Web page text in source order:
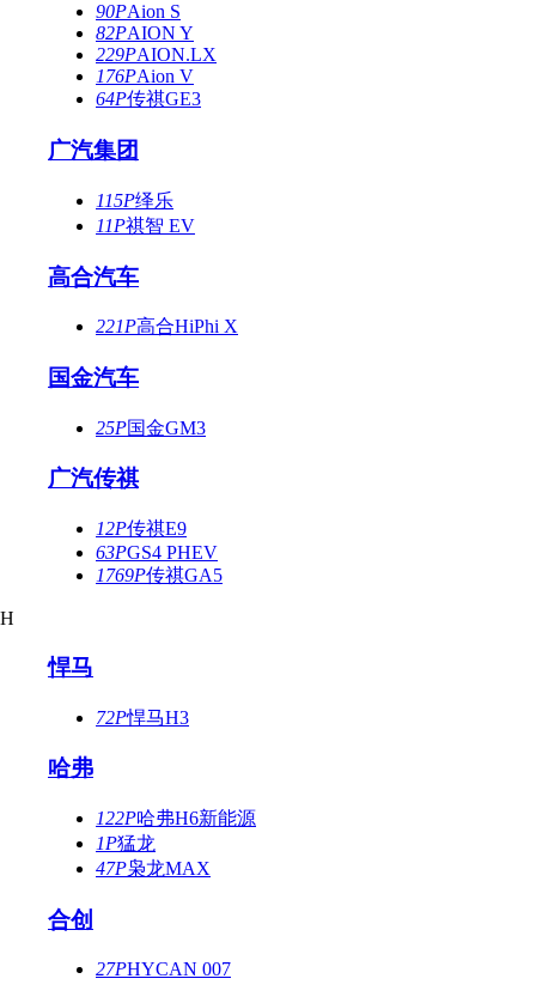
90PAion S
82PAION Y
229PAION.LX
176PAion V
64P传祺GE3
广汽集团
115P绎乐
11P祺智 EV
高合汽车
221P高合HiPhi X
国金汽车
25P国金GM3
广汽传祺
12P传祺E9
63PGS4 PHEV
1769P传祺GA5
H
悍马
72P悍马H3
哈弗
122P哈弗H6新能源
1P猛龙
47P枭龙MAX
合创
27PHYCAN 007